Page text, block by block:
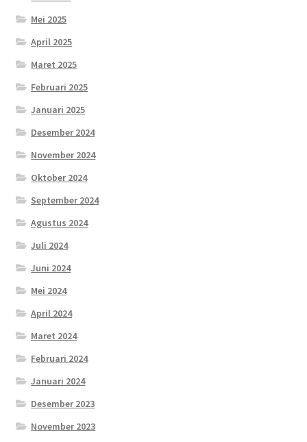
Mei 2025
April 2025
Maret 2025
Februari 2025
Januari 2025
Desember 2024
November 2024
Oktober 2024
September 2024
Agustus 2024
Juli 2024
Juni 2024
Mei 2024
April 2024
Maret 2024
Februari 2024
Januari 2024
Desember 2023
November 2023